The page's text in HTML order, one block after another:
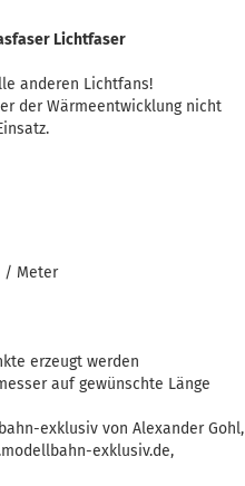
Lichtfaser
anderen Lichtfans!
der Wärmeentwicklung nicht
/ Meter
erzeugt werden
auf gewünschte Länge
exklusiv von Alexander Gohl,
exklusiv.de,